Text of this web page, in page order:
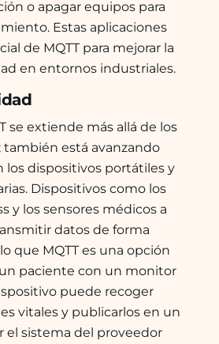
o apagar equipos para
Estas aplicaciones
de MQTT para mejorar la
en entornos industriales.
se extiende más allá de los
también está avanzando
dispositivos portátiles y
Dispositivos como los
y los sensores médicos a
datos de forma
que MQTT es una opción
paciente con un monitor
puede recoger
vitales y publicarlos en un
el sistema del proveedor